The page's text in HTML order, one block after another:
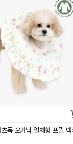
독 오가닉 일체형 프릴 넥